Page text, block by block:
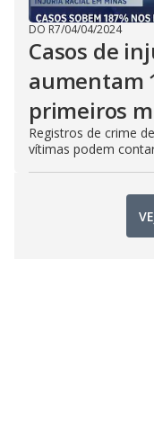
DO R7/04/04/2024
Casos de
aumentam
primeiros
Registros de crime
vítimas podem